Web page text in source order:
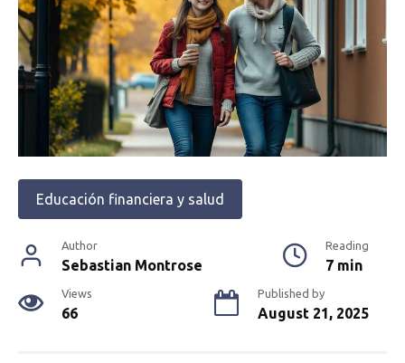
Educación financiera y salud
Author
Sebastian Montrose
Reading
7 min
Views
66
Published by
August 21, 2025